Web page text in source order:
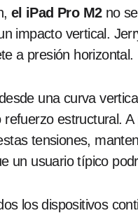
el iPad Pro M2no se
impacto vertical.
a presión horizontal.
una curva
estructural.
tensiones,
un usuario típico
los dispositivos